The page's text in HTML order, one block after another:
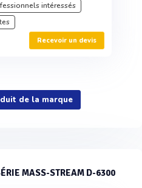
intéressés
Recevoir un devis
de la marque
MASS-STREAM D-6300